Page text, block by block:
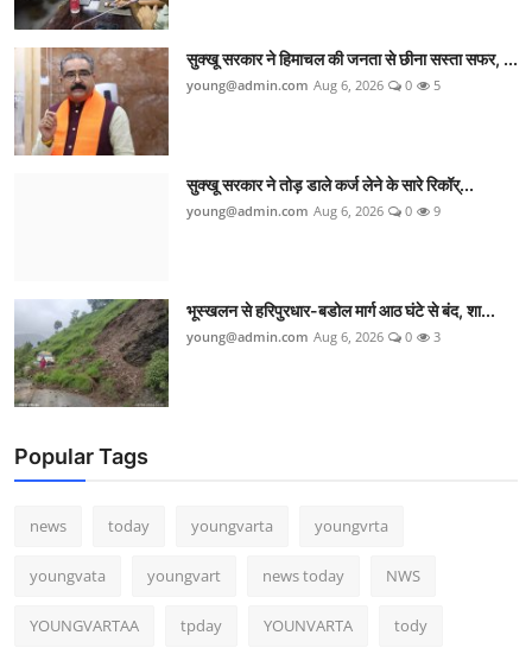
सुक्खू सरकार ने हिमाचल की जनता से छीना सस्ता सफर, ...
young@admin.com Aug 6, 2026 0 5
सुक्खू सरकार ने तोड़ डाले कर्ज लेने के सारे रिकॉर्...
young@admin.com Aug 6, 2026 0 9
भूस्खलन से हरिपुरधार-बडोल मार्ग आठ घंटे से बंद, शा...
young@admin.com Aug 6, 2026 0 3
Popular Tags
news today youngvarta youngvrta
youngvata youngvart news today NWS
YOUNGVARTAA tpday YOUNVARTA tody